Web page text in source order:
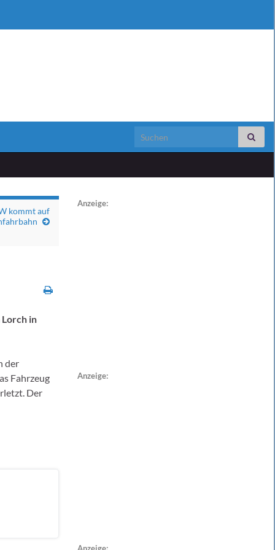
Search for:
kommt auf
in
der
Fahrzeug
Der
Anzeige:
Anzeige: